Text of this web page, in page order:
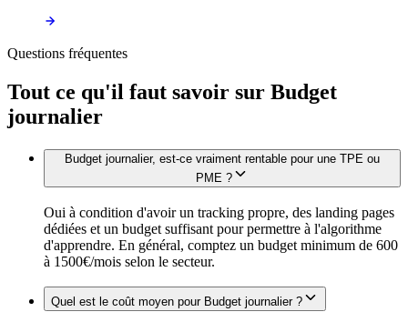
Questions fréquentes
Tout ce qu'il faut savoir sur Budget
journalier
Budget journalier, est-ce vraiment rentable pour une TPE ou
PME ?
Oui à condition d'avoir un tracking propre, des landing pages
dédiées et un budget suffisant pour permettre à l'algorithme
d'apprendre. En général, comptez un budget minimum de 600
à 1500€/mois selon le secteur.
Quel est le coût moyen pour Budget journalier ?